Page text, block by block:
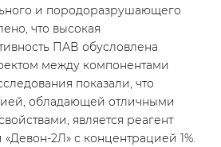
и породоразрушающего
что высокая
ПАВ обусловлена
между компонентами
показали, что
обладающей отличными
является реагент
2Л» с концентрацией 1%.